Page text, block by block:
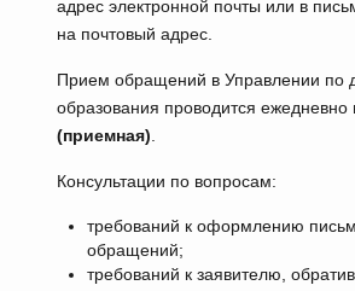
адрес электронной почты или в
на почтовый адрес.
Прием обращений в Управлении по
образования проводится ежедневно
(приемная)
Консультации по вопросам:
требований к оформлению
обращений;
требований к заявителю,